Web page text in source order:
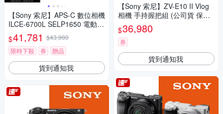
【Sony 索尼】APS-C 數位相機
ILCE-6700L SELP1650 電動變
焦鏡組 (公司貨 保固18+6個月)
$41,781 $43,980
限時下殺
券 贈品
貨到通知我
【Sony 索尼】ZV-E10 II Vlog
相機 手持握把組 (公司貨 保固1
8+6個月)
$36,980
券
貨到通知我